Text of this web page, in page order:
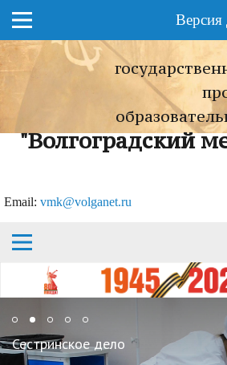
Версия
"Волгоградский
Еmail: vmk@volganet.ru
Сестринское дело